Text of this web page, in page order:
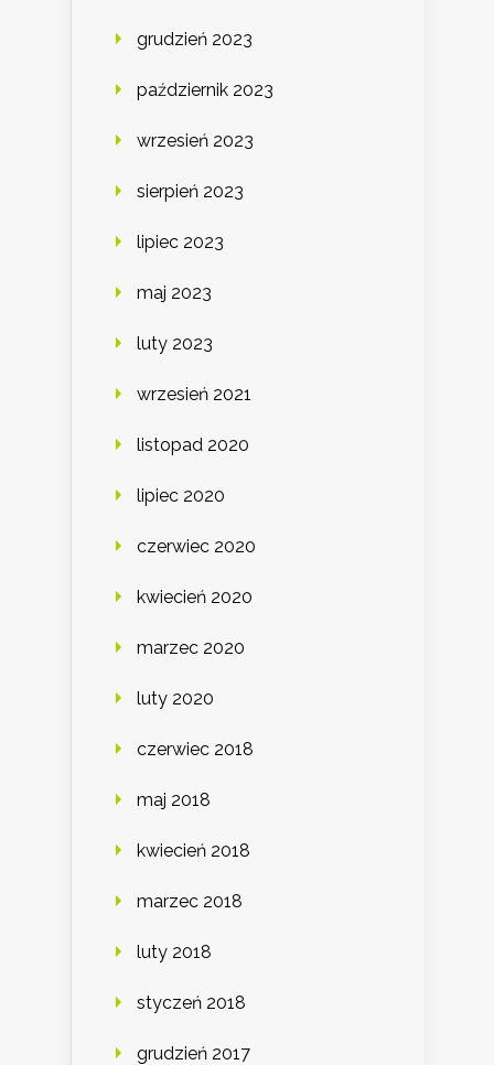
grudzień 2023
październik 2023
wrzesień 2023
sierpień 2023
lipiec 2023
maj 2023
luty 2023
wrzesień 2021
listopad 2020
lipiec 2020
czerwiec 2020
kwiecień 2020
marzec 2020
luty 2020
czerwiec 2018
maj 2018
kwiecień 2018
marzec 2018
luty 2018
styczeń 2018
grudzień 2017